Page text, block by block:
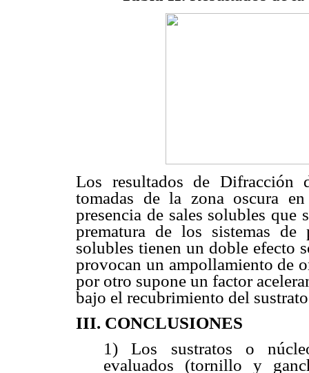
Los resultados de Difracción
tomadas de la zona oscura
presencia de sales solubles que
prematura de los sistemas
solubles tienen un doble efecto
provocan un ampollamiento de
por otro supone un factor
bajo el recubrimiento del
III. CONCLUSIONES
1) Los sustratos o
evaluados (tornillo y